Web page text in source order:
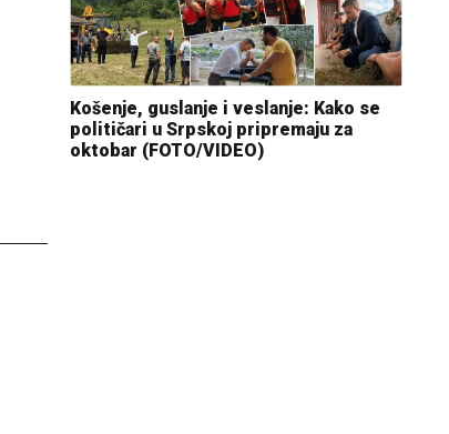
Košenje, guslanje i veslanje: Kako se
političari u Srpskoj pripremaju za
oktobar (FOTO/VIDEO)